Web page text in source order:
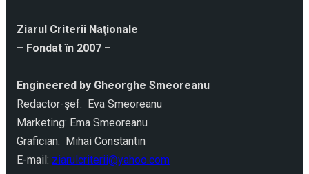
Ziarul Criterii Naţionale
– Fondat în 2007 –
Engineered by Gheorghe Smeoreanu
Redactor-şef: Eva Smeoreanu
Marketing: Ema Smeoreanu
Grafician: Mihai Constantin
E-mail: ziarulcriterii@yahoo.com